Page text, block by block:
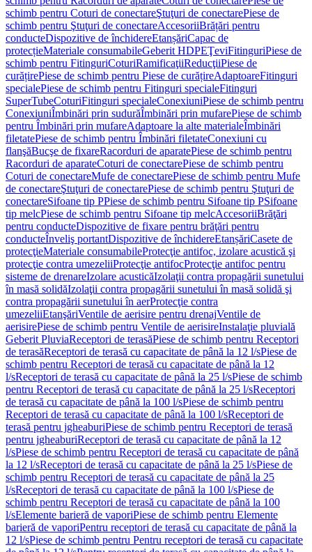
schimb pentru Coturi de conectareŞtuţuri de conectarePiese de
schimb pentru Ştuţuri de conectareAccesoriiBrățări pentru
conducteDispozitive de închidereEtanșăriCapac de
protecțieMateriale consumabileGeberit HDPEŢeviFitinguriPiese de
schimb pentru FitinguriCoturiRamificaţiiReducţiiPiese de
curățirePiese de schimb pentru Piese de curățireAdaptoareFitinguri
specialePiese de schimb pentru Fitinguri specialeFitinguri
SuperTubeCoturiFitinguri specialeConexiuniPiese de schimb pentru
ConexiuniÎmbinări prin sudurăÎmbinări prin mufarePiese de schimb
pentru Îmbinări prin mufareAdaptoare la alte materialeÎmbinări
filetatePiese de schimb pentru Îmbinări filetateConexiuni cu
flanşăBucşe de fixareRacorduri de aparatePiese de schimb pentru
Racorduri de aparateCoturi de conectarePiese de schimb pentru
Coturi de conectareMufe de conectarePiese de schimb pentru Mufe
de conectareŞtuţuri de conectarePiese de schimb pentru Ştuţuri de
conectareSifoane tip PPiese de schimb pentru Sifoane tip PSifoane
tip melcPiese de schimb pentru Sifoane tip melcAccesoriiBrăţări
pentru conducteDispozitive de fixare pentru brăţări pentru
conducteÎnveliş portantDispozitive de închidereEtanșăriCasete de
protecţieMateriale consumabileProtecţie antifoc, izolare acustică şi
protecţie contra umezeliiProtecţie antifocProtecţie antifoc pentru
sisteme de drenareIzolare acusticăIzolaţii contra propagării sunetului
în masă solidăIzolaţii contra propagării sunetului în masă solidă şi
contra propagării sunetului în aerProtecţie contra
umezeliiEtanşăriVentile de aerisire pentru drenajVentile de
aerisirePiese de schimb pentru Ventile de aerisireInstalaţie pluvială
Geberit PluviaReceptori de terasăPiese de schimb pentru Receptori
de terasăReceptori de terasă cu capacitate de până la 12 l/sPiese de
schimb pentru Receptori de terasă cu capacitate de până la 12
l/sReceptori de terasă cu capacitate de până la 25 l/sPiese de schimb
pentru Receptori de terasă cu capacitate de până la 25 l/sReceptori
de terasă cu capacitate de până la 100 l/sPiese de schimb pentru
Receptori de terasă cu capacitate de până la 100 l/sReceptori de
terasă pentru jgheaburiPiese de schimb pentru Receptori de terasă
pentru jgheaburiReceptori de terasă cu capacitate de până la 12
l/sPiese de schimb pentru Receptori de terasă cu capacitate de până
la 12 l/sReceptori de terasă cu capacitate de până la 25 l/sPiese de
schimb pentru Receptori de terasă cu capacitate de până la 25
l/sReceptori de terasă cu capacitate de până la 100 l/sPiese de
schimb pentru Receptori de terasă cu capacitate de până la 100
l/sElemente barieră de vaporiPiese de schimb pentru Elemente
barieră de vaporiPentru receptori de terasă cu capacitate de până la
12 l/sPiese de schimb pentru Pentru receptori de terasă cu capacitate